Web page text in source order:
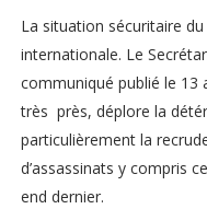
La situation sécuritaire
internationale. Le
communiqué publié le
très près, déplore la
particulièrement la
d’assassinats y compris
end dernier.